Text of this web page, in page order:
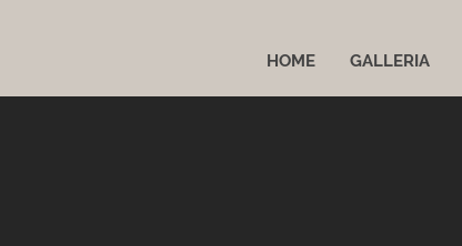
HOME GALLERIA